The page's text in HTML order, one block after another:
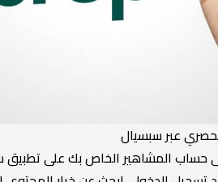
عبر سبسيال
حساب المشاهير الخاص بك على تطبيق